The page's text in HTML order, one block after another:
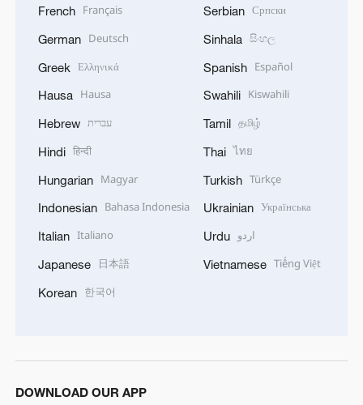
French Français
German Deutsch
Greek Ελληνικά
Hausa Hausa
Hebrew עברית
Hindi हिन्दी
Hungarian Magyar
Indonesian Bahasa Indonesia
Italian Italiano
Japanese 日本語
Korean 한국어
Serbian Српски
Sinhala සිංහල
Spanish Español
Swahili Kiswahili
Tamil தமிழ்
Thai ไทย
Turkish Türkçe
Ukrainian Українська
Urdu اردو
Vietnamese Tiếng Việt
DOWNLOAD OUR APP